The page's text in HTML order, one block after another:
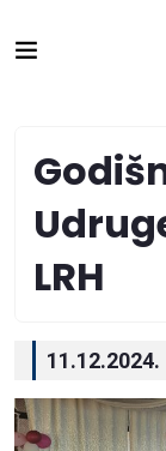
LRH
11.12.2024.